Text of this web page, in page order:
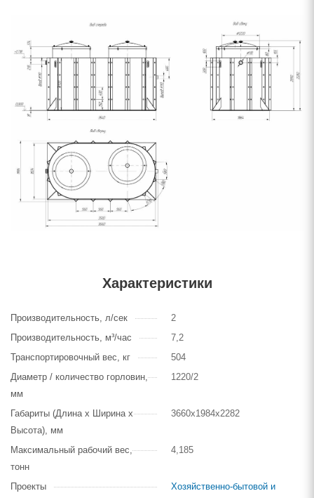
Характеристики
Производительность, л/сек
2
Производительность, м³/час
7,2
Транспортировочный вес, кг
504
Диаметр / количество горловин,
мм
1220/2
Габариты (Длина х Ширина х
Высота), мм
3660х1984х2282
Максимальный рабочий вес,
тонн
4,185
Проекты Хозяйственно-бытовой и